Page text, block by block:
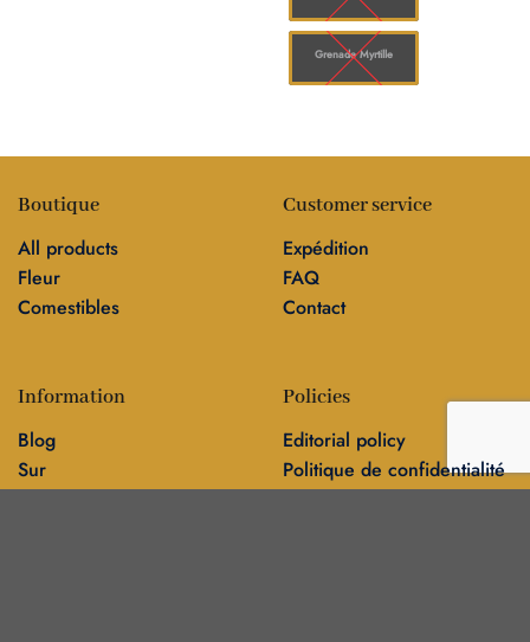
Grenade Myrtille
Boutique
All products
Fleur
Comestibles
Customer service
Expédition
FAQ
Contact
Information
Blog
Sur
Policies
Editorial policy
Politique de confidentialité